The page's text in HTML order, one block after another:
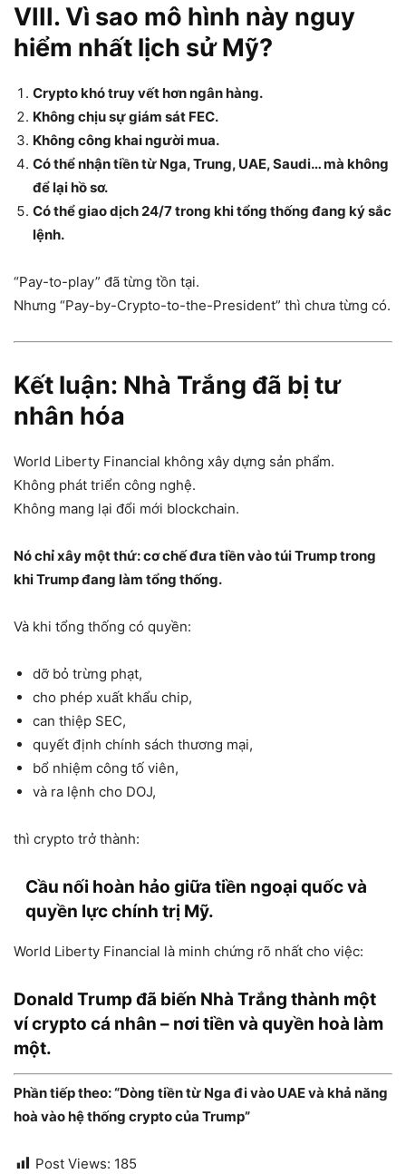
VIII. Vì sao mô hình này nguy
hiểm nhất lịch sử Mỹ?
Crypto khó truy vết hơn ngân hàng.
Không chịu sự giám sát FEC.
Không công khai người mua.
Có thể nhận tiền từ Nga, Trung, UAE, Saudi… mà không
để lại hồ sơ.
Có thể giao dịch 24/7 trong khi tổng thống đang ký sắc
lệnh.
“Pay-to-play” đã từng tồn tại.
Nhưng “Pay-by-Crypto-to-the-President” thì chưa từng có.
Kết luận: Nhà Trắng đã bị tư
nhân hóa
World Liberty Financial không xây dựng sản phẩm.
Không phát triển công nghệ.
Không mang lại đổi mới blockchain.
Nó chỉ xây một thứ: cơ chế đưa tiền vào túi Trump trong
khi Trump đang làm tổng thống.
Và khi tổng thống có quyền:
dỡ bỏ trừng phạt,
cho phép xuất khẩu chip,
can thiệp SEC,
quyết định chính sách thương mại,
bổ nhiệm công tố viên,
và ra lệnh cho DOJ,
thì crypto trở thành:
Cầu nối hoàn hảo giữa tiền ngoại quốc và
quyền lực chính trị Mỹ.
World Liberty Financial là minh chứng rõ nhất cho việc:
Donald Trump đã biến Nhà Trắng thành một
ví crypto cá nhân – nơi tiền và quyền hoà làm
một.
Phần tiếp theo: “Dòng tiền từ Nga đi vào UAE và khả năng
hoà vào hệ thống crypto của Trump”
Post Views: 185